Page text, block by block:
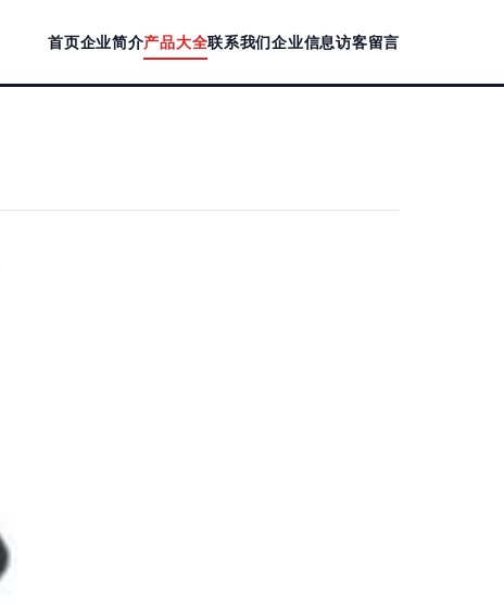
首页企业简介产品大全联系我们企业信息访客留言